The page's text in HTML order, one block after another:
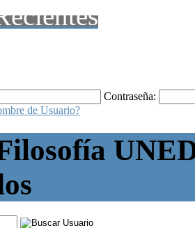
Contraseña:
de Usuario?